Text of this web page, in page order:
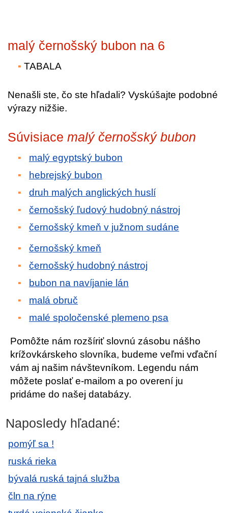
malý černošský bubon na 6
TABALA
Nenašli ste, čo ste hľadali? Vyskúšajte podobné
výrazy nižšie.
Súvisiace malý černošský bubon
malý egyptský bubon
hebrejský bubon
druh malých anglických huslí
černošský ľudový hudobný nástroj
černošský kmeň v južnom sudáne
černošský kmeň
černošský hudobný nástroj
bubon na navíjanie lán
malá obruč
malé spoločenské plemeno psa
Pomôžte nám rozšíriť slovnú zásobu nášho
krížovkárskeho slovníka, budeme veľmi vďační
vám aj našim návštevníkom. Legendu nám
môžete poslať e-mailom a po overení ju
pridáme do našej databázy.
Naposledy hľadané:
pomýľ sa !
ruská rieka
bývalá ruská tajná služba
čln na rýne